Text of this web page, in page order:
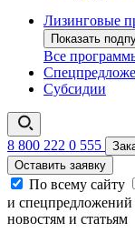
Лизинговые
Показать
Все
Субсидии
8 800 222 0 555
Оставить заявку
По всему сайту
и спецпредложений
новостям и статьям